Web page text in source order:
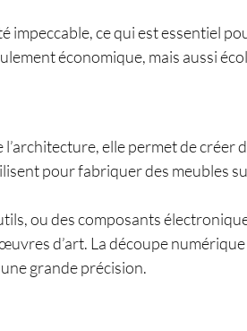
ce qui est essentiel
économique, mais aussi
elle permet de créer
pour fabriquer des meubles
ou des composants
d’art. La découpe
grande précision.